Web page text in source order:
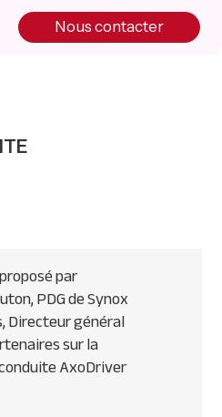
Nous contacter
presse
contacter
par
PDG de Synox
Directeur général
sur la
AxoDriver